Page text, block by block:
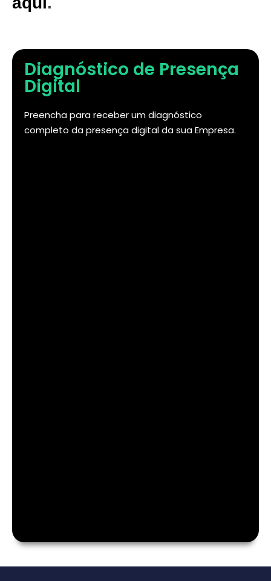
Diagnóstico de Presença
Digital
Preencha para receber um diagnóstico
completo da presença digital da sua Empresa.